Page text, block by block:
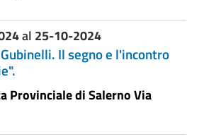
al 25-10-2024
Il segno e l'incontro
Provinciale di Salerno Via